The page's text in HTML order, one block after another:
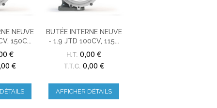
NEUVE
150C...
€
€
BUTÉE INTERNE NEUVE
- 1.9 JTD 100CV, 115...
H.T. 0,00 €
T.T.C. 0,00 €
AFFICHER DÉTAILS